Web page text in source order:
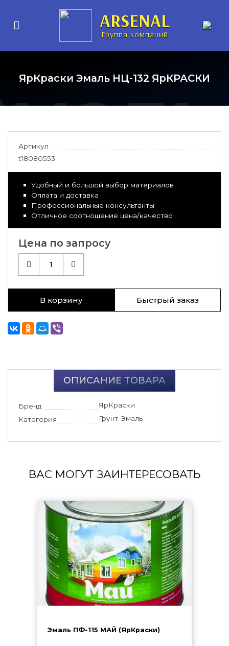
ARSENAL
Группа компаний
ЯрКраски Эмаль НЦ-132 ЯрКРАСКИ
Артикул
t18080553
Удобный и большой выбор материалов
Оплата и доставка
Профессиональные консультанты
Отличное соотношение цена/качество
Цена по запросу
1
В корзину Быстрый заказ
ОПИСАНИЕ ТОВАРА
Бренд
ЯрКраски
Категория
Грунт-Эмаль
ВАС МОГУТ ЗАИНТЕРЕСОВАТЬ
Эмаль ПФ-115 МАЙ (ЯрКраски)